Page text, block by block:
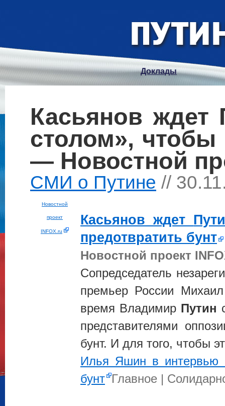
Доклады
Касьянов ждет
столом», чтобы
— Новостной
СМИ о Путине //
Новостной
проект
INFOX.ru
Касьянов ждет
предотвратить бунт
Новостной проект
Сопредседатель
премьер России
время Владимир Путин
представителями
бунт. И для того, чтобы
Илья Яшин в интервью
бунт Главное |